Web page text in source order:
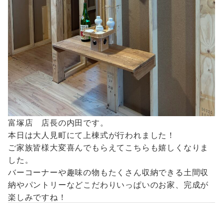
富塚店 店長の内田です。
本日は大人見町にて上棟式が行われました！
ご家族皆様大変喜んでもらえてこちらも嬉しくなりま
した。
バーコーナーや趣味の物もたくさん収納できる土間収
納やパントリーなどこだわりいっぱいのお家、完成が
楽しみですね！